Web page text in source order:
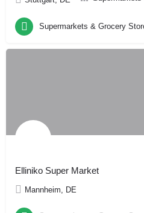
Supermarkets & Grocery
Elliniko Super Market
Mannheim, DE